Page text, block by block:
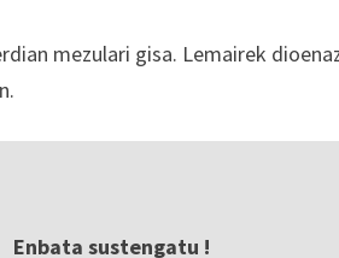
mezulari gisa. Lemairek
Enbata sustengatu !